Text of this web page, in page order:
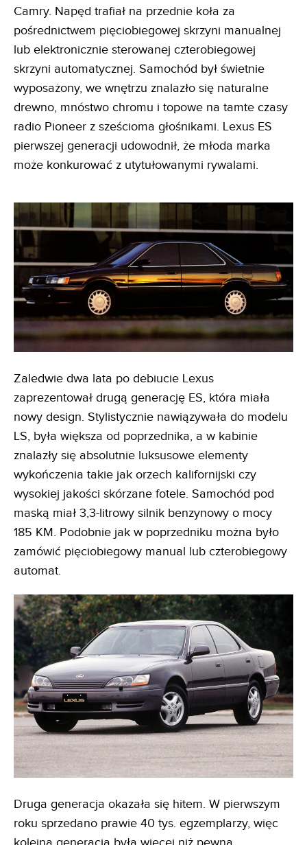
Camry. Napęd trafiał na przednie koła za
pośrednictwem pięciobiegowej skrzyni manualnej
lub elektronicznie sterowanej czterobiegowej
skrzyni automatycznej. Samochód był świetnie
wyposażony, we wnętrzu znalazło się naturalne
drewno, mnóstwo chromu i topowe na tamte czasy
radio Pioneer z sześcioma głośnikami. Lexus ES
pierwszej generacji udowodnił, że młoda marka
może konkurować z utytułowanymi rywalami.
Zaledwie dwa lata po debiucie Lexus
zaprezentował drugą generację ES, która miała
nowy design. Stylistycznie nawiązywała do modelu
LS, była większa od poprzednika, a w kabinie
znalazły się absolutnie luksusowe elementy
wykończenia takie jak orzech kalifornijski czy
wysokiej jakości skórzane fotele. Samochód pod
maską miał 3,3-litrowy silnik benzynowy o mocy
185 KM. Podobnie jak w poprzedniku można było
zamówić pięciobiegowy manual lub czterobiegowy
automat.
Druga generacja okazała się hitem. W pierwszym
roku sprzedano prawie 40 tys. egzemplarzy, więc